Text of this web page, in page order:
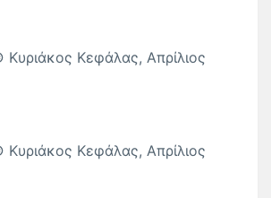
Κεφάλας, Απρίλιος
Κεφάλας, Απρίλιος